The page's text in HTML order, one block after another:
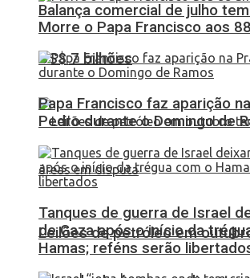
Balança comercial de julho
US$ 7 bilhões
Leilões de petróleo em
Morre o Papa Francisco aos
Papa Francisco faz aparição
Pedro durante o Domingo de
Tanques de guerra de Israel
de Gaza após o início da
Hamas; reféns serão